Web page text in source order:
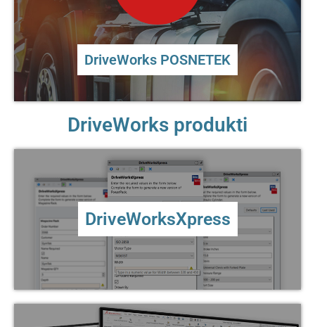
DriveWorks POSNETEK
DriveWorks produkti
DriveWorksXpress
DriveWorksXpress
Začetna avtomatizacija. Vključena z vsako
SOLIDWORKS® licenco